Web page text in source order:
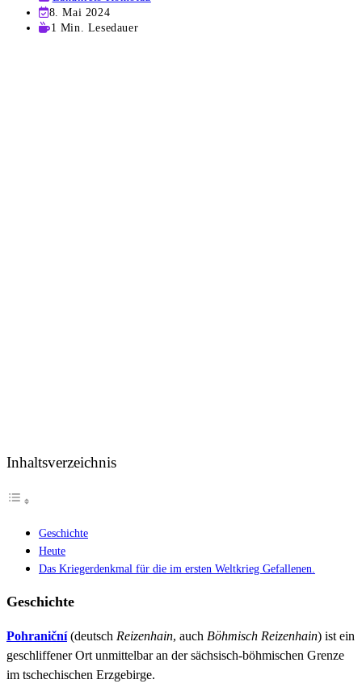
Kategorie:
Beitrag
zuletzt
8. Mai 2024
Lesedauer:
1 Min. Lesedauer
Inhaltsverzeichnis
Geschichte
Heute
Das Kriegerdenkmal für die im ersten Weltkrieg Gefallenen.
Geschichte
Pohraniční(deutsch Reizenhain, auch Böhmisch Reizenhain) ist ein
geschliffener Ort unmittelbar an der sächsisch-böhmischen Grenze
im tschechischen Erzgebirge.